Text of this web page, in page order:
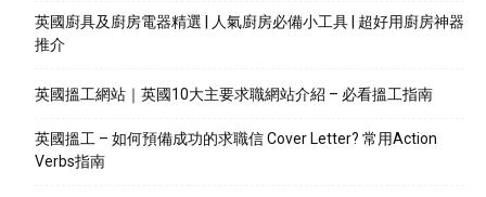
英國廚具及廚房電器精選 | 人氣廚房必備小工具 | 超好用廚房神器
推介
英國搵工網站｜英國10大主要求職網站介紹 – 必看搵工指南
英國搵工 – 如何預備成功的求職信 Cover Letter? 常用Action
Verbs指南